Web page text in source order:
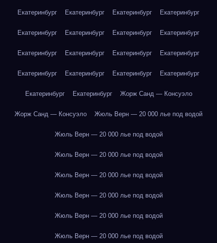
Екатеринбург Екатеринбург Екатеринбург Екатеринбург
Екатеринбург Екатеринбург Екатеринбург Екатеринбург
Екатеринбург Екатеринбург Екатеринбург Екатеринбург
Екатеринбург Екатеринбург Екатеринбург Екатеринбург
Екатеринбург Екатеринбург Жорж Санд — Консуэло
Жорж Санд — Консуэло Жюль Верн — 20 000 лье под водой
Жюль Верн — 20 000 лье под водой
Жюль Верн — 20 000 лье под водой
Жюль Верн — 20 000 лье под водой
Жюль Верн — 20 000 лье под водой
Жюль Верн — 20 000 лье под водой
Жюль Верн — 20 000 лье под водой